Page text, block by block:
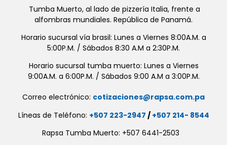
Tumba Muerto, al lado de pizzería Italia, frente a
alfombras mundiales. República de Panamá.
Horario sucursal vía brasil: Lunes a Viernes 8:00A.M. a
5:00P.M. / Sábados 8:30 A.M a 2:30P.M.
Horario sucursal tumba muerto: Lunes a Viernes
9:00A.M. a 6:00P.M. / Sábados 9:00 A.M a 3:00P.M.
Correo electrónico: cotizaciones@rapsa.com.pa
Líneas de Teléfono: +507 223-2947 / +507 214- 8544
Rapsa Tumba Muerto: +507 6441-2503